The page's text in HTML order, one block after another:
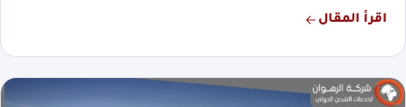
اقرأ المقال